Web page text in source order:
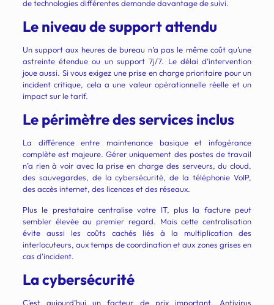
de technologies différentes demande davantage de suivi.
Le niveau de support attendu
Un support aux heures de bureau n’a pas le même coût qu’une
astreinte étendue ou un support 7j/7. Le délai d’intervention
joue aussi. Si vous exigez une prise en charge prioritaire pour un
incident critique, cela a une valeur opérationnelle réelle et un
impact sur le tarif.
Le périmètre des services inclus
La différence entre maintenance basique et infogérance
complète est majeure. Gérer uniquement des postes de travail
n’a rien à voir avec la prise en charge des serveurs, du cloud,
des sauvegardes, de la cybersécurité, de la téléphonie VoIP,
des accès internet, des licences et des réseaux.
Plus le prestataire centralise votre IT, plus la facture peut
sembler élevée au premier regard. Mais cette centralisation
évite aussi les coûts cachés liés à la multiplication des
interlocuteurs, aux temps de coordination et aux zones grises en
cas d’incident.
La cybersécurité
C’est aujourd’hui un facteur de prix important. Antivirus